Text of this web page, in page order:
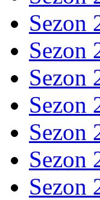
Sezon
Sezon
Sezon
Sezon
Sezon
Sezon
Sezon